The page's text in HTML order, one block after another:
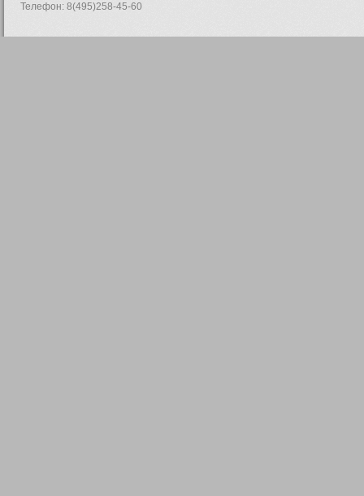
Телефон: 8(495)258-45-60